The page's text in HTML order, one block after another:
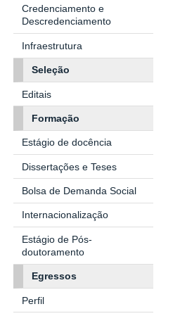
Credenciamento e
Descredenciamento
Infraestrutura
Seleção
Editais
Formação
Estágio de docência
Dissertações e Teses
Bolsa de Demanda Social
Internacionalização
Estágio de Pós-
doutoramento
Egressos
Perfil